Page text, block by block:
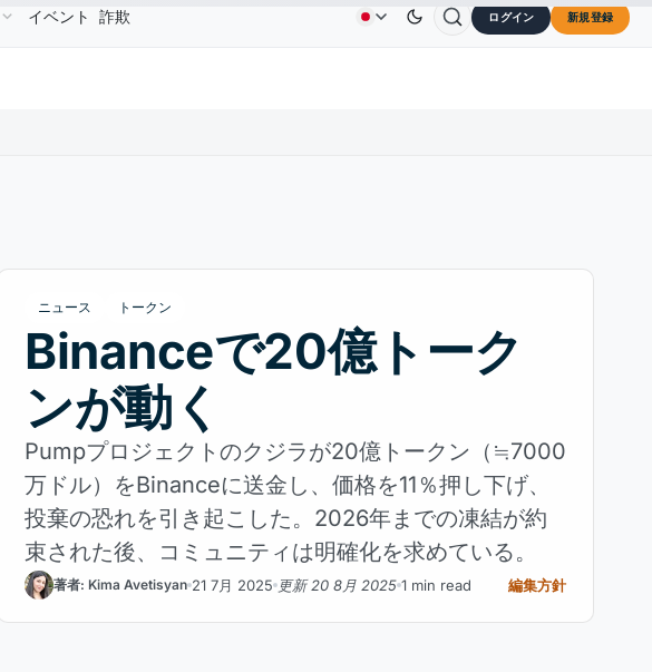
↑2.30% Solana $0.3264 ↓0.30% DogecoinDOGE $0.0707↑2.40%
会社概要
イベント 詐欺 ログイン 新規登録
ニュース トークン
Binanceで20億トーク
ンが動く
Pumpプロジェクトのクジラが20億トークン（≒7000
万ドル）をBinanceに送金し、価格を11％押し下げ、
投棄の恐れを引き起こした。2026年までの凍結が約
束された後、コミュニティは明確化を求めている。
著者: Kima Avetisyan 21 7月 2025 更新 20 8月 2025 1 min read 編集方針